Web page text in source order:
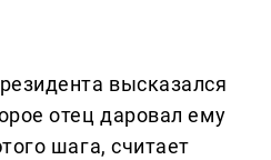
высказался
отец даровал ему
шага, считает